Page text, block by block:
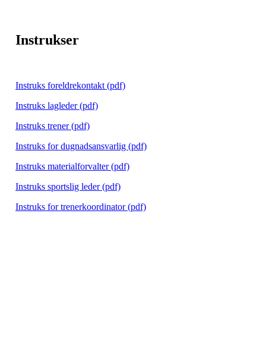
Instrukser
Instruks foreldrekontakt (pdf)
Instruks lagleder (pdf)
Instruks trener (pdf)
Instruks for dugnadsansvarlig (pdf)
Instruks materialforvalter (pdf)
Instruks sportslig leder (pdf)
Instruks for trenerkoordinator (pdf)